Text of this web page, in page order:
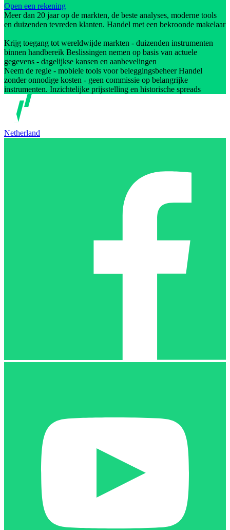
Open een rekening
Meer dan 20 jaar op de markten, de beste analyses, moderne tools
en duizenden tevreden klanten. Handel met een bekroonde makelaar
Krijg toegang tot wereldwijde markten - duizenden instrumenten
binnen handbereik Beslissingen nemen op basis van actuele
gegevens - dagelijkse kansen en aanbevelingen
Neem de regie - mobiele tools voor beleggingsbeheer Handel
zonder onnodige kosten - geen commissie op belangrijke
instrumenten. Inzichtelijke prijsstelling en historische spreads
Netherland